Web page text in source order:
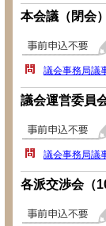
本会議（閉会
議会事務局議
議会運営委員
議会事務局議
各派交渉会（